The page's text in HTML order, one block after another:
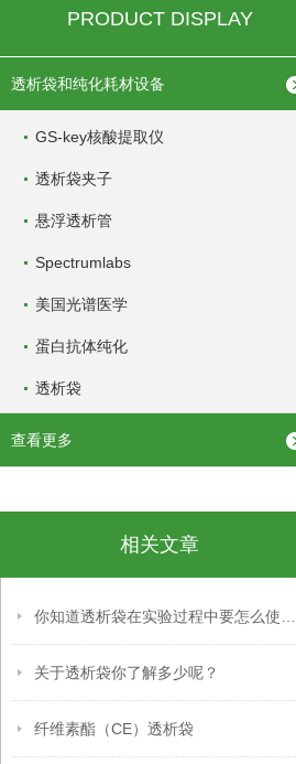
PRODUCT DISPLAY
透析袋和纯化耗材设备
GS-key核酸提取仪
透析袋夹子
悬浮透析管
Spectrumlabs
美国光谱医学
蛋白抗体纯化
透析袋
查看更多
相关文章
关于透析袋你了解多少呢？
纤维素酯（CE）透析袋